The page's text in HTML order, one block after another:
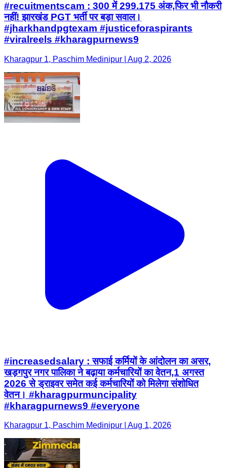
#recuitmentscam : 300 में 299.175 अंक,फिर भी नौकरी
नहीं! झारखंड PGT भर्ती पर बड़ा सवाल।
#jharkhandpgtexam #justiceforaspirants
#viralreels #kharagpurnews9
Kharagpur 1, Paschim Medinipur | Aug 2, 2026
#increasedsalary : सफाई कर्मियों के आंदोलन का असर,
खड़गपुर नगर पालिका ने बढ़ाया कर्मचारियों का वेतन,1 अगस्त
2026 से ड्राइवर समेत कई कर्मचारियों को मिलेगा संशोधित
वेतन। #kharagpurmuncipality
#kharagpurnews9 #everyone
Kharagpur 1, Paschim Medinipur | Aug 1, 2026